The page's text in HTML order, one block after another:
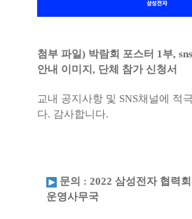
첨부 파일) 박람회 포스터 1부,
안내 이미지, 단체 참가 신청서
교내 공지사항 및 SNS채널에 적
다. 감사합니다.
문의 : 2022 삼성전자 협력
운영사무국